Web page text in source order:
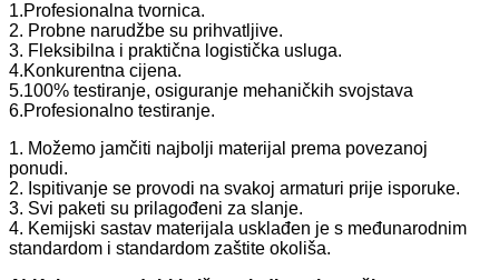
1.Profesionalna tvornica.
2. Probne narudžbe su prihvatljive.
3. Fleksibilna i praktična logistička usluga.
4.Konkurentna cijena.
5.100% testiranje, osiguranje mehaničkih svojstava
6.Profesionalno testiranje.
1. Možemo jamčiti najbolji materijal prema povezanoj
ponudi.
2. Ispitivanje se provodi na svakoj armaturi prije isporuke.
3. Svi paketi su prilagođeni za slanje.
4. Kemijski sastav materijala usklađen je s međunarodnim
standardom i standardom zaštite okoliša.